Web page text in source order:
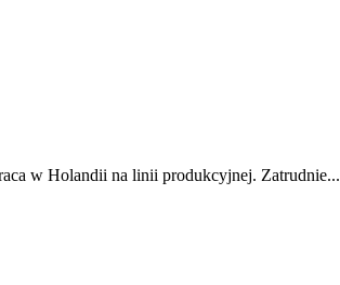
w Holandii na linii produkcyjnej. Zatrudnie...